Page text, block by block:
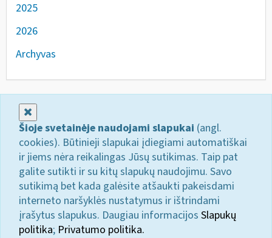
2025
2026
Archyvas
Šioje svetainėje naudojami slapukai (angl.
cookies). Būtinieji slapukai įdiegiami automatiškai
ir jiems nėra reikalingas Jūsų sutikimas. Taip pat
galite sutikti ir su kitų slapukų naudojimu. Savo
sutikimą bet kada galėsite atšaukti pakeisdami
interneto naršyklės nustatymus ir ištrindami
įrašytus slapukus. Daugiau informacijos Slapukų
politika; Privatumo politika.